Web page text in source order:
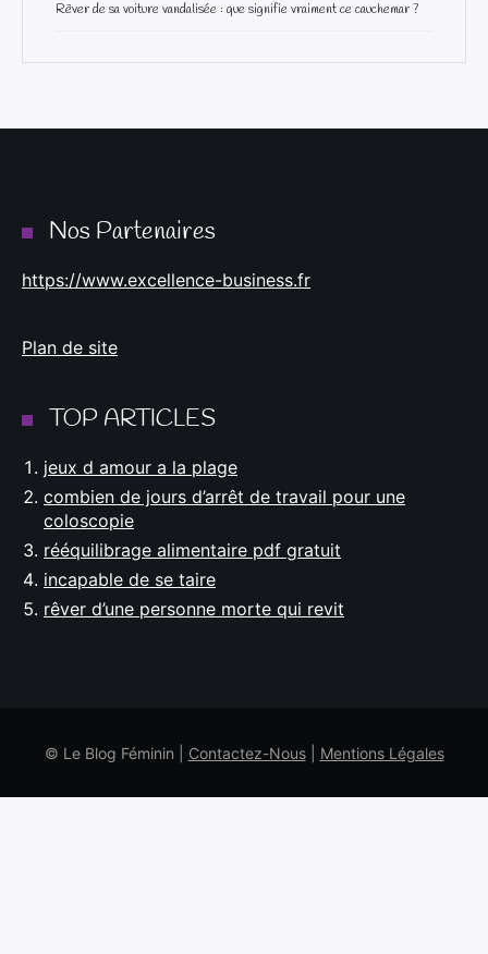
Rêver de sa voiture vandalisée : que signifie vraiment ce cauchemar ?
Nos Partenaires
https://www.excellence-business.fr
Plan de site
TOP ARTICLES
jeux d amour a la plage
combien de jours d’arrêt de travail pour une
coloscopie
rééquilibrage alimentaire pdf gratuit
incapable de se taire
rêver d’une personne morte qui revit
© Le Blog Féminin | Contactez-Nous| Mentions Légales